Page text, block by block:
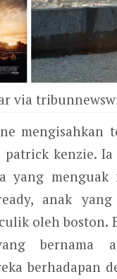
via
mengisahkan
patrick kenzie.
yang
anak
oleh boston.
bernama
berhadapan